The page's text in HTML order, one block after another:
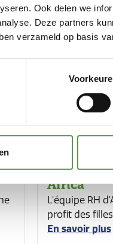
Ook delen we
Deze partners
verzameld op basis
Action -
Africa
L'équipe RH
profit des
En savoir plus